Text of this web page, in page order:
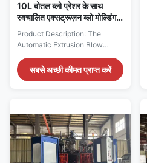
10L बोतल ब्लो प्रेशर के साथ
स्वचालित एक्सट्रूज़न ब्लो मोल्डिंग
मशीन, उच्च दक्षता के लिए पूरी तरह से
स्वचालित संचालन
Product Description: The
Automatic Extrusion Blow
Molding Machine is a state-of-
the-art piece of equipment
designed to streamline and
efficiency and precision, this
extrusion blow molding
machine integrates advanced
...
सबसे अच्छी कीमत प्राप्त करें